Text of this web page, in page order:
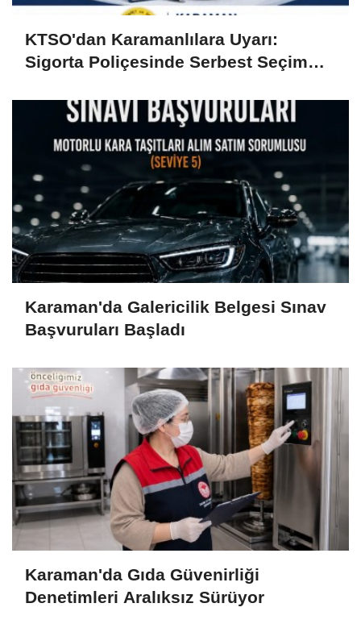
KTSO'dan Karamanlılara Uyarı:
Sigorta Poliçesinde Serbest Seçim
Karaman'da Galericilik Belgesi Sınav
Başvuruları Başladı
Karaman'da Gıda Güvenirliği
Denetimleri Aralıksız Sürüyor